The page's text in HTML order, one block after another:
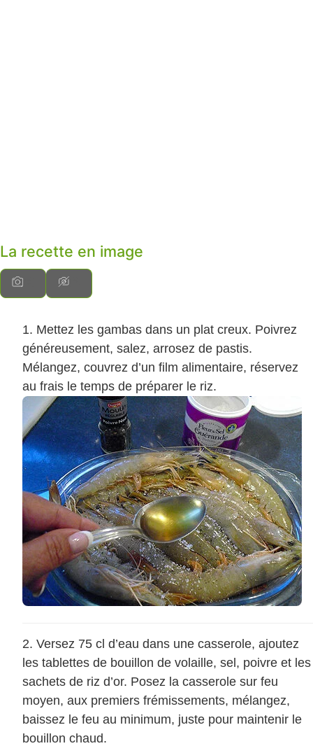
La recette en image
Mettez les gambas dans un plat creux. Poivrez
généreusement, salez, arrosez de pastis.
Mélangez, couvrez d’un film alimentaire, réservez
au frais le temps de préparer le riz.
Versez 75 cl d’eau dans une casserole, ajoutez
les tablettes de bouillon de volaille, sel, poivre et les
sachets de riz d’or. Posez la casserole sur feu
moyen, aux premiers frémissements, mélangez,
baissez le feu au minimum, juste pour maintenir le
bouillon chaud.